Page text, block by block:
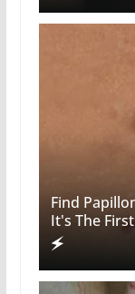
Find
It's The